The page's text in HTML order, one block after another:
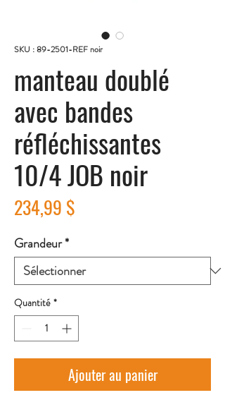
SKU : 89-2501-REF noir
manteau doublé
avec bandes
réfléchissantes
10/4 JOB noir
234,99 $
Grandeur*
Quantité *
Ajouter au panier